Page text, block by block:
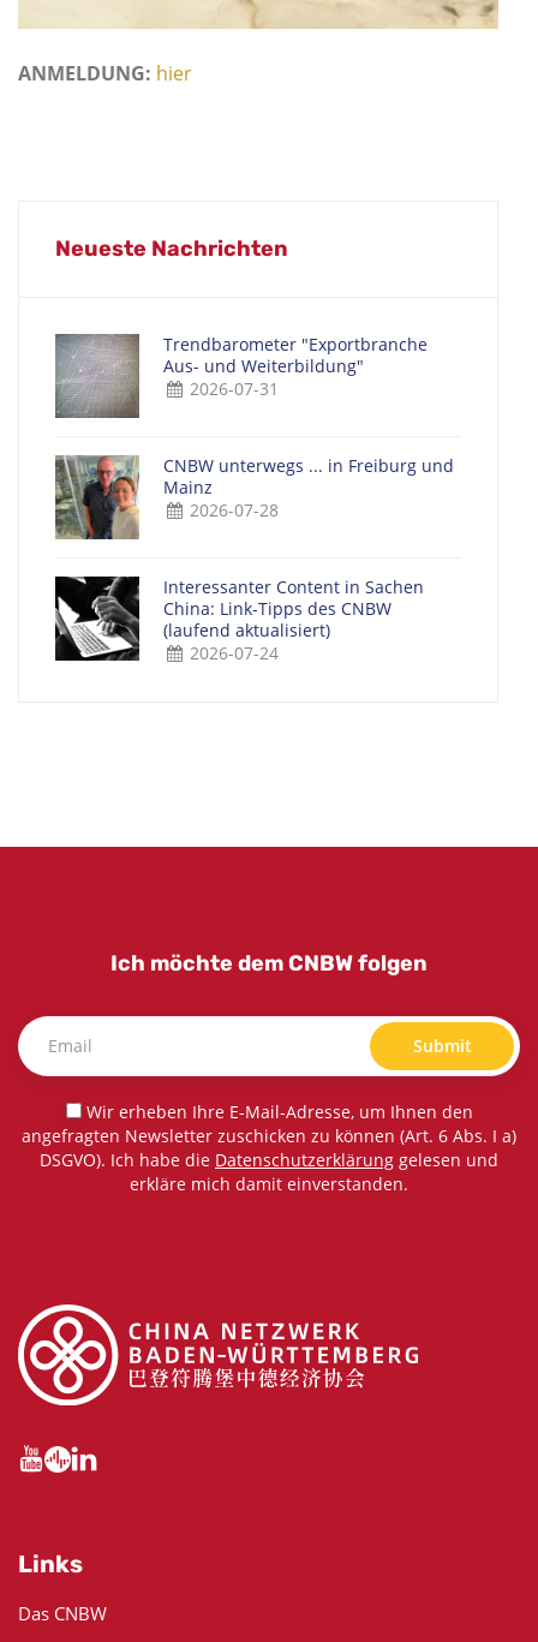
ANMELDUNG: hier
Neueste Nachrichten
Trendbarometer "Exportbranche
Aus- und Weiterbildung"
2026-07-31
CNBW unterwegs ... in Freiburg und
Mainz
2026-07-28
Interessanter Content in Sachen
China: Link-Tipps des CNBW
(laufend aktualisiert)
2026-07-24
Ich möchte dem CNBW folgen
Submit
Wir erheben Ihre E-Mail-Adresse, um Ihnen den
angefragten Newsletter zuschicken zu können (Art. 6 Abs. I a)
DSGVO). Ich habe die Datenschutzerklärung gelesen und
erkläre mich damit einverstanden.
Links
Das CNBW